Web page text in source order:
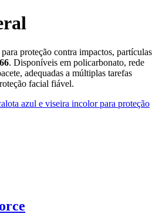
proteção contra impactos, partículas
. Disponíveis em policarbonato, rede
adequadas a múltiplas tarefas
facial fiável.